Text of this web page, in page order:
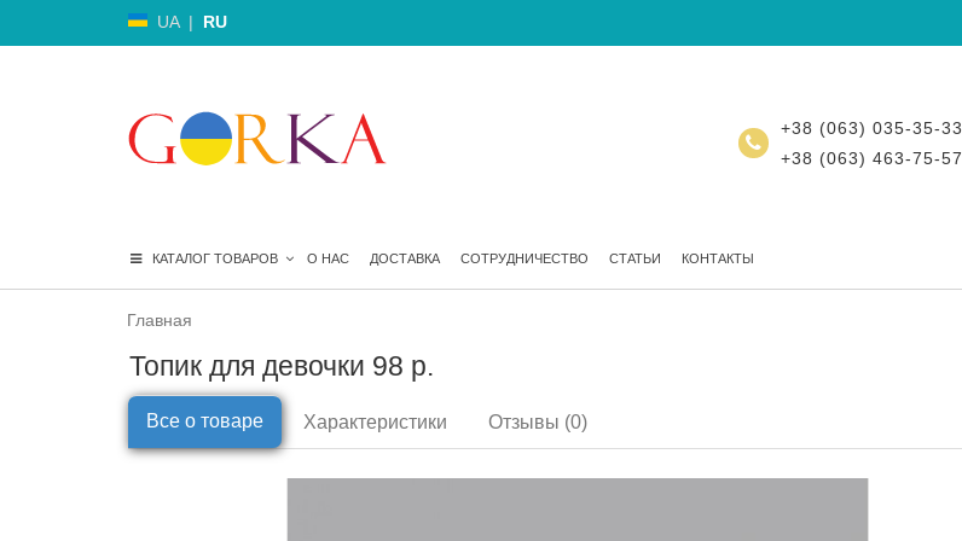
UA | RU
+38 (063) 035-35-33
+38 (063) 463-75-57
КАТАЛОГ ТОВАРОВ О НАС ДОСТАВКА СОТРУДНИЧЕСТВО СТАТЬИ КОНТАКТЫ
Главная
Топик для девочки 98 р.
Все о товаре Характеристики Отзывы (0)